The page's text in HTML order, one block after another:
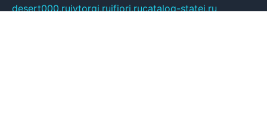
desert000.ruivtorgi.ruifiori.rucatalog-statei.ru